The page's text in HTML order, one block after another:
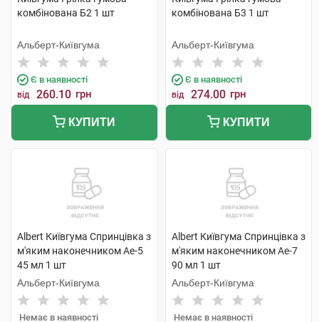
комбінована Б2 1 шт
Альберт-Київгума
Є в наявності
від 260.10 грн
КУПИТИ
комбінована Б3 1 шт
Альберт-Київгума
Є в наявності
від 274.00 грн
КУПИТИ
Albert Київгума Спринцівка з
м'яким наконечником Ае-5
45 мл 1 шт
Альберт-Київгума
Немає в наявності
Albert Київгума Спринцівка з
м'яким наконечником Ае-7
90 мл 1 шт
Альберт-Київгума
Немає в наявності